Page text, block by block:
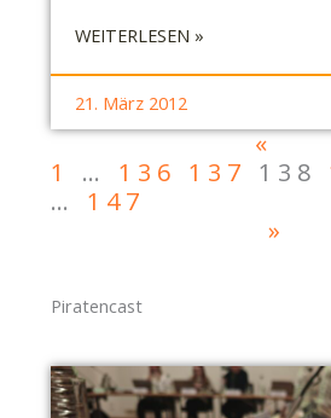
F
Ü
E
I
E
WEITERLESEN »:
A
M
A
21. März 2012
«
1
… 136 137 138
…
147
»
Piratencast